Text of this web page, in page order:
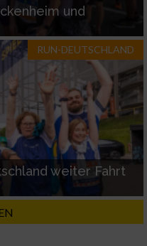
und
RUN-DEUTSCHLAND
weiter Fahrt